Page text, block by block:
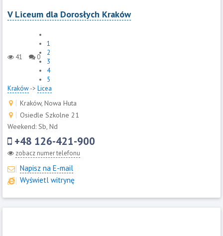
V Liceum dla Dorosłych Kraków
41 0
1
2
3
4
5
Kraków-> Licea
Kraków, Nowa Huta
Osiedle Szkolne 21
Weekend: Sb, Nd
+48 126-421-900
zobacz numer telefonu
Napisz na E-mail
Wyświetl witrynę